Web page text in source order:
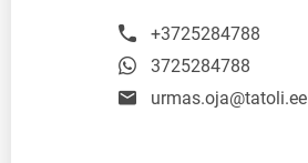
+3725284788
3725284788
urmas.oja@tatoli.ee